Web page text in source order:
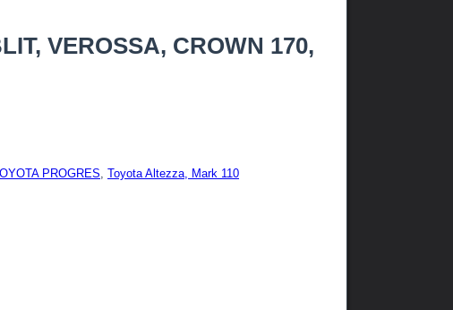
VEROSSA, CROWN 170,
PROGRES Toyota Altezza, Mark 110